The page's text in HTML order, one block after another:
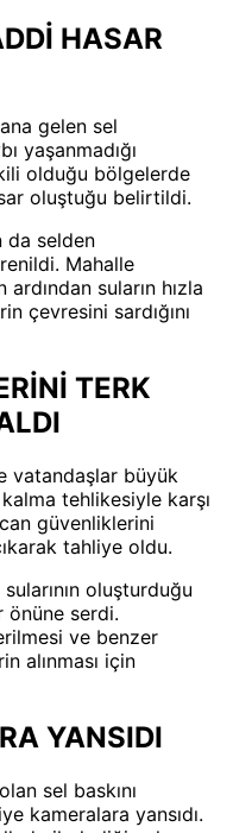
HASAR
gelen sel
yaşanmadığı
olduğu bölgelerde
oluştuğu belirtildi.
da selden
Mahalle
ardından suların hızla
çevresini sardığını
TERK
vatandaşlar büyük
tehlikesiyle karşı
güvenliklerini
tahliye oldu.
oluşturduğu
önüne serdi.
ve benzer
alınması için
YANSIDI
sel baskını
kameralara yansıdı.